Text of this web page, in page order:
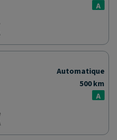
A
Automatique
500 km
A